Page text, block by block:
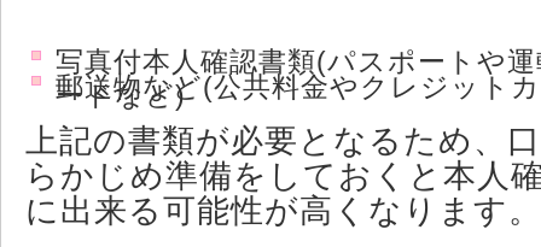
写真付本人確認書類(パスポートや
ードなど)
郵送物など(公共料金やクレジット
上記の書類が必要となるため、
らかじめ準備をしておくと本人
に出来る可能性が高くなります。